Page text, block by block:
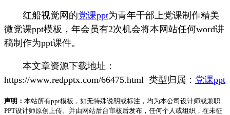
红船视觉网的党课ppt为青年干部上党课制作精美
微党课ppt模板，年会员有2次机会将本网站任何word讲
稿制作为ppt课件。
本文章资源下载地址：
https://www.redpptx.com/66475.html 类型归属： 党课ppt
声明： 本站所有ppt模板，如无特殊说明或标注，均为本公司设计师或兼职
PPT设计师原创上传、并由网站后台审核后发布，任何个人或组织，在未征